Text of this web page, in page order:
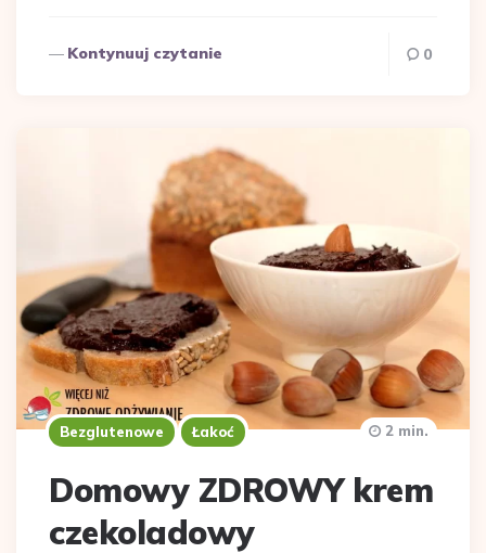
Kontynuuj czytanie 0
Bezglutenowe Łakoć
Domowy ZDROWY krem
czekoladowy
2 min.